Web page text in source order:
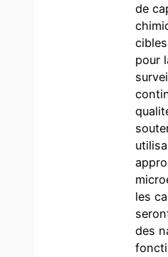
de
pour
les
des